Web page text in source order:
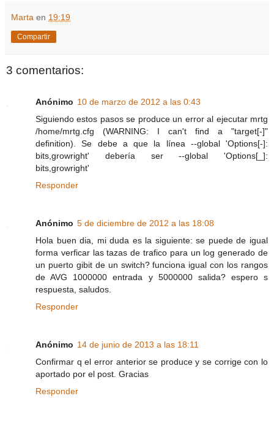
Marta en 19:19
Compartir
3 comentarios:
Anónimo 10 de marzo de 2012 a las 0:43
Siguiendo estos pasos se produce un error al ejecutar mrtg
/home/mrtg.cfg (WARNING: I can't find a "target[-]"
definition). Se debe a que la línea --global 'Options[-]:
bits,growright' debería ser --global 'Options[_]:
bits,growright'
Responder
Anónimo 5 de diciembre de 2012 a las 18:08
Hola buen dia, mi duda es la siguiente: se puede de igual
forma verficar las tazas de trafico para un log generado de
un puerto gibit de un switch? funciona igual con los rangos
de AVG 1000000 entrada y 5000000 salida? espero s
respuesta, saludos.
Responder
Anónimo 14 de junio de 2013 a las 18:11
Confirmar q el error anterior se produce y se corrige con lo
aportado por el post. Gracias
Responder